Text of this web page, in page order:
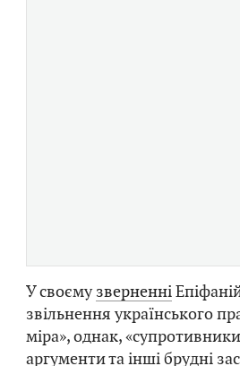
У своємузверненні
звільнення українського
міра», однак,
аргументи та інші брудні